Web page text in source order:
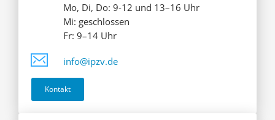
Mo, Di, Do: 9-12 und 13–16 Uhr
Mi: geschlossen
Fr: 9–14 Uhr
info@ipzv.de
Kontakt